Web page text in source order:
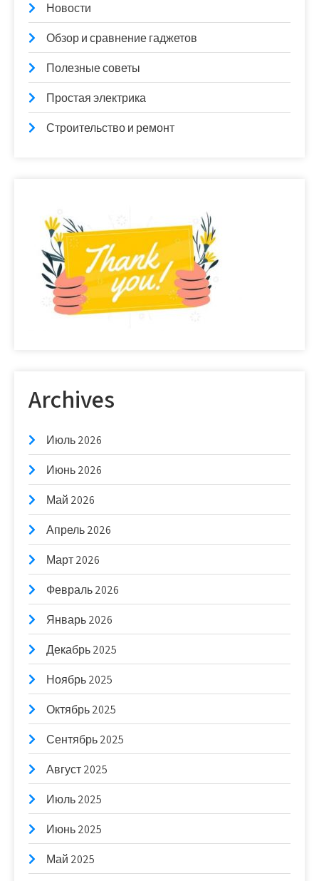
Новости
Обзор и сравнение гаджетов
Полезные советы
Простая электрика
Строительство и ремонт
Archives
Июль 2026
Июнь 2026
Май 2026
Апрель 2026
Март 2026
Февраль 2026
Январь 2026
Декабрь 2025
Ноябрь 2025
Октябрь 2025
Сентябрь 2025
Август 2025
Июль 2025
Июнь 2025
Май 2025